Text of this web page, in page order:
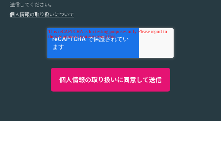
送信してください。
個人情報の取り扱いについて